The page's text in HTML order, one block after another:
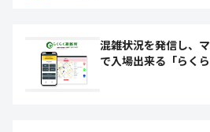
混雑状況を発信し、
で入場出来る「らくら